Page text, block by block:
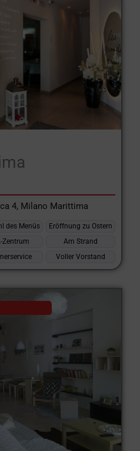
Nähe des 9 km langen, feinen
gleichmäßigen, gefahrlosen
ist.
hat Milano Marittima jedoch
befindet sich nämlich ein
für Ausflüge in die Natur.
Marittima
Kirchen und Plätze.
dieser Anlage entscheidet, hat
voller Entspannung, Spaß und
lebendigen Umgebung zu
bietet seine nützlichsten
diejenigen, die nach Hotels in
suchen möchten.
4, Milano Marittima
des Menüs
Eröffnung zu Ostern
Zentrum
Am Strand
Voller Vorstand